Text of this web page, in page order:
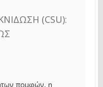
(CSU):
πομφών, η